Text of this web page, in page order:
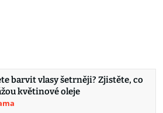
barvit vlasy šetrněji? Zjistěte, co
květinové oleje